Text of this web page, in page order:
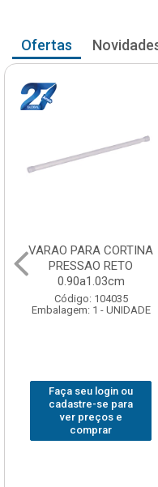
Ofertas
VARAO PARA CORTINA
PRESSAO RETO
0.90a1.03cm
Código: 104035
Embalagem: 1 - UNIDADE
Faça seu login ou
cadastre-se para
ver preços e
comprar